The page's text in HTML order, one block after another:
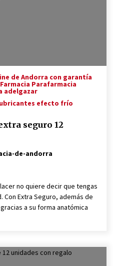
de Andorra con garantía
Parafarmacia
adelgazar
efecto frío
seguro 12
de-andorra
no quiere decir que tengas
Con Extra Seguro, además de
a su forma anatómica